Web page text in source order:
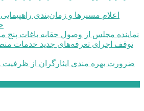
نماینده مجلس از وصول حقابه باغات پنج
ضرورت بهره مندی ایثارگران از ظرفیت